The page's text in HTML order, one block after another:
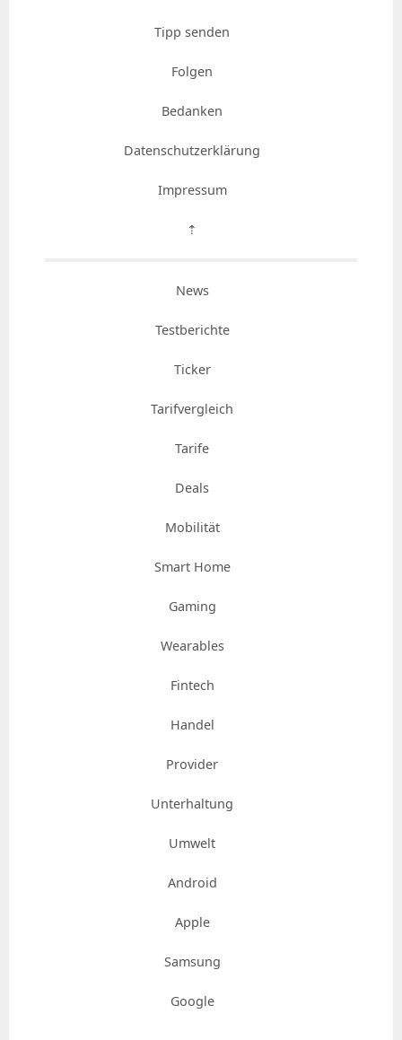
Tipp senden
Folgen
Bedanken
Datenschutzerklärung
Impressum
⇡
News
Testberichte
Ticker
Tarifvergleich
Tarife
Deals
Mobilität
Smart Home
Gaming
Wearables
Fintech
Handel
Provider
Unterhaltung
Umwelt
Android
Apple
Samsung
Google